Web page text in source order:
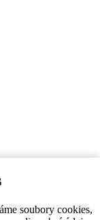
soubory cookies,